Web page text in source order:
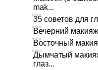
mak...
35 советов для
Вечерний макияж
Восточный
Дымчатый
глаз...